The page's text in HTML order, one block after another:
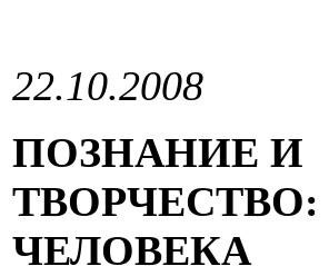
22.10.2008
ПОЗНАНИЕ И
ЧЕЛОВЕКА